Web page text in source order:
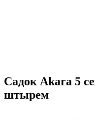
Садок Akara 5
штырем